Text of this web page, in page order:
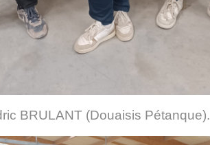
BRULANT (Douaisis Pétanque).